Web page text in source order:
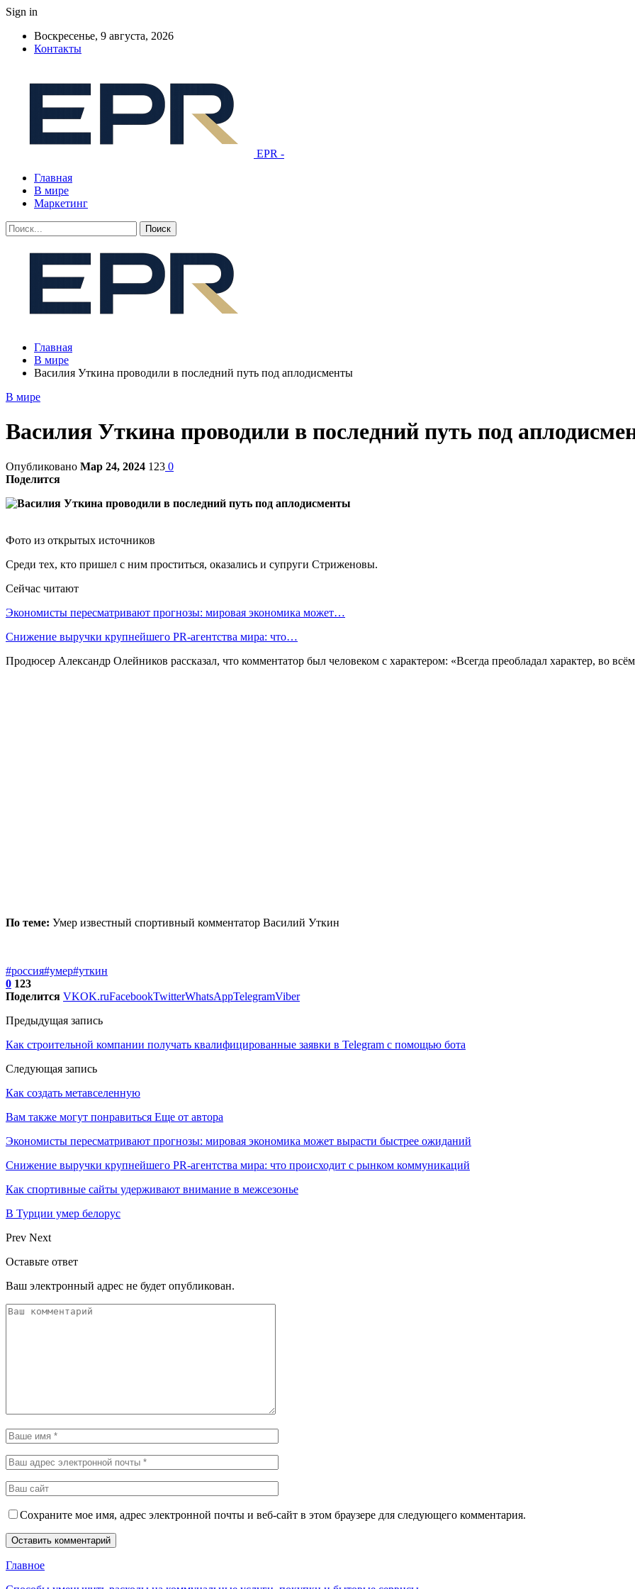
Sign in
Воскресенье, 9 августа, 2026
Контакты
EPR -
Главная
В мире
Маркетинг
Главная
В мире
Василия Уткина проводили в последний путь под аплодисменты
В мире
Василия Уткина проводили в последний путь под
Опубликовано Мар 24, 2024 123 0
Поделится
Фото из открытых источников
Среди тех, кто пришел с ним проститься, оказались и супруги Стриженовы.
Сейчас читают
Экономисты пересматривают прогнозы: мировая экономика может…
Снижение выручки крупнейшего PR-агентства мира: что…
Продюсер Александр Олейников рассказал, что комментатор был человеком с характером: «Всегда преобладал характер, во
По теме: Умер известный спортивный комментатор Василий Уткин
#россия#умер#уткин
0 123
Поделится VKOK.ruFacebookTwitterWhatsAppTelegramViber
Предыдущая запись
Как строительной компании получать квалифицированные заявки в Telegram с помощью бота
Следующая запись
Как создать метавселенную
Вам также могут понравиться Еще от автора
Экономисты пересматривают прогнозы: мировая экономика может вырасти быстрее ожиданий
Снижение выручки крупнейшего PR-агентства мира: что происходит с рынком коммуникаций
Как спортивные сайты удерживают внимание в межсезонье
В Турции умер белорус
Prev Next
Оставьте ответ
Ваш электронный адрес не будет опубликован.
Сохраните мое имя, адрес электронной почты и веб-сайт в этом браузере для следующего комментария.
Главное